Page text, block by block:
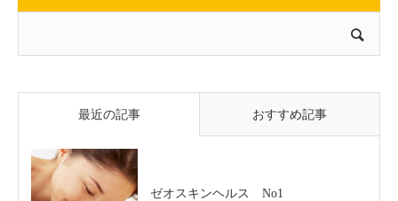
最近の記事 おすすめ記事
ゼオスキンヘルス No1